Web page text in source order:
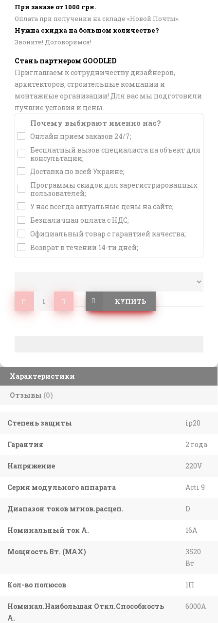
При заказе от 1000 грн.
Оплата при получении на складе «Новой Почты».
Нужна скидка на большом количестве?
Звоните! Договоримся!
Стань партнером GOODLED
Приглашаем к сотрудничеству дизайнеров,
архитекторов, строительные компании и
монтажные организации! Для вас мы подготовили
лучшие условия и цены.
Почему выбирают именно нас?
Онлайн прием заказов 24/7;
Бесплатный вызов специалиста на объект для
консультации;
Доставка по всей Украине;
Программы скидок для зарегистрированных
пользователей;
У нас всегда актуальные цены на сайте;
Безналичная оплата с НДС;
Официальный товар с гарантией качества;
Возврат в течении 14-ти дней;
КУПИТЬ
Характеристики
Отзывы (0)
Степень защиты ip20
Гарантия 2 года
Напряжение 220V
Серия модульного аппарата Acti 9
Диапазон токов мгнов.расцеп. D
Номинальный ток А. 16A
Мощность Вт. (МАХ)
3520
Вт
Кол-во полюсов 1П
Номинал.Наибольшая Откл.Способность
А.
6000A